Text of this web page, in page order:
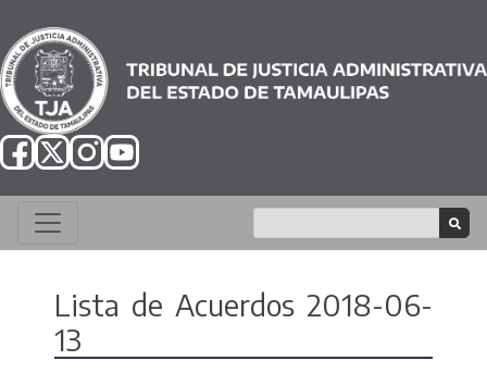
Lista de Acuerdos 2018-06-
13